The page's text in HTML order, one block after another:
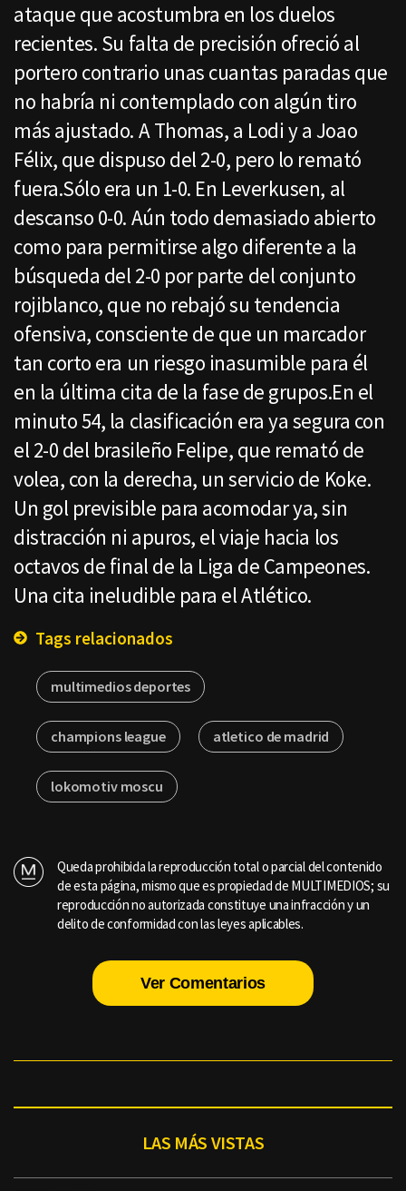
ataque que acostumbra en los duelos
recientes. Su falta de precisión ofreció al
portero contrario unas cuantas paradas que
no habría ni contemplado con algún tiro
más ajustado. A Thomas, a Lodi y a Joao
Félix, que dispuso del 2-0, pero lo remató
fuera.Sólo era un 1-0. En Leverkusen, al
descanso 0-0. Aún todo demasiado abierto
como para permitirse algo diferente a la
búsqueda del 2-0 por parte del conjunto
rojiblanco, que no rebajó su tendencia
ofensiva, consciente de que un marcador
tan corto era un riesgo inasumible para él
en la última cita de la fase de grupos.En el
minuto 54, la clasificación era ya segura con
el 2-0 del brasileño Felipe, que remató de
volea, con la derecha, un servicio de Koke.
Un gol previsible para acomodar ya, sin
distracción ni apuros, el viaje hacia los
octavos de final de la Liga de Campeones.
Una cita ineludible para el Atlético.
Tags relacionados
multimedios deportes
champions league atletico de madrid
lokomotiv moscu
Queda prohibida la reproducción total o parcial del contenido
de esta página, mismo que es propiedad de MULTIMEDIOS; su
reproducción no autorizada constituye una infracción y un
delito de conformidad con las leyes aplicables.
Ver Comentarios
LAS MÁS VISTAS